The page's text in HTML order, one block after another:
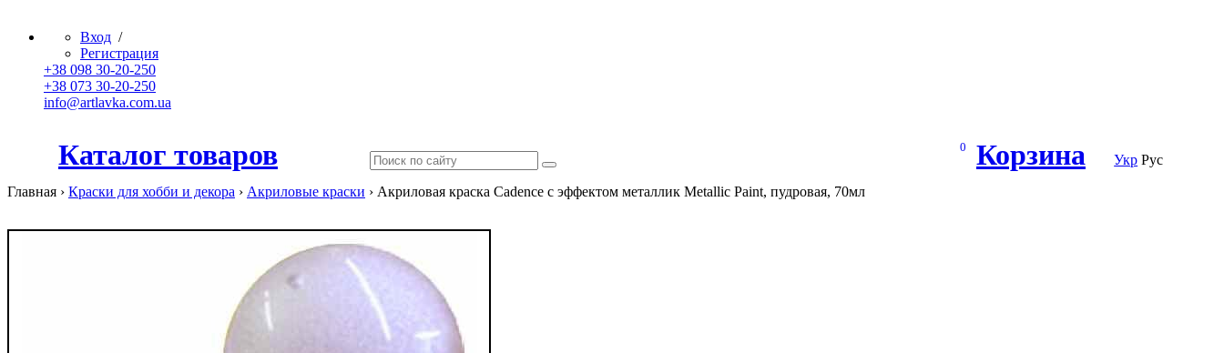
Вход /
Регистрация
+38 098 30-20-250
+38 073 30-20-250
info@artlavka.com.ua
Каталог товаров Корзина
0
Укр Рус
Главная › Краски для хобби и декора › Акриловые краски › Акриловая краска Cadence с эффектом металлик Metallic Paint, пудровая, 70мл